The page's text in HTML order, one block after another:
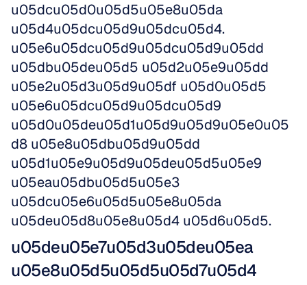
u05dcu05d0u05d5u05e8u05da
u05d4u05dcu05d9u05dcu05d4.
u05e6u05dcu05d9u05dcu05d9u05dd
u05dbu05deu05d5 u05d2u05e9u05dd
u05e2u05d3u05d9u05df u05d0u05d5
u05e6u05dcu05d9u05dcu05d9
u05d0u05deu05d1u05d9u05d9u05e0u05
d8 u05e8u05dbu05d9u05dd
u05d1u05e9u05d9u05deu05d5u05e9
u05eau05dbu05d5u05e3
u05dcu05e6u05d5u05e8u05da
u05deu05d8u05e8u05d4 u05d6u05d5.
u05deu05e7u05d3u05deu05ea
u05e8u05d5u05d5u05d7u05d4